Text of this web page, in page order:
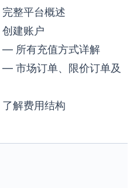
整平台概述
建账户
— 所有充值方式详解
— 市场订单、限价订单及
解费用结构